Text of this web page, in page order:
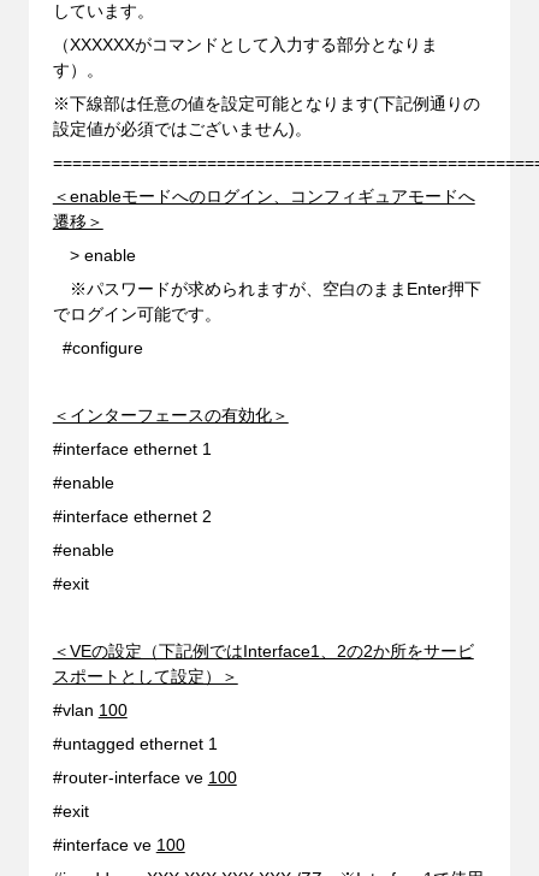
しています。
（XXXXXXがコマンドとして入力する部分となりま
す）。
※下線部は任意の値を設定可能となります(下記例通りの
設定値が必須ではございません)。
＜enableモードへのログイン、コンフィギュアモードへ
遷移＞
> enable
※パスワードが求められますが、空白のままEnter押下
でログイン可能です。
#configure
＜インターフェースの有効化＞
#interface ethernet 1
#enable
#interface ethernet 2
#enable
#exit
＜VEの設定（下記例ではInterface1、2の2か所をサービ
スポートとして設定）＞
#vlan 100
#untagged ethernet 1
#router-interface ve 100
#exit
#interface ve 100